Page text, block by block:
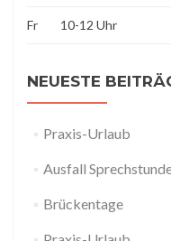
Fr 10-12 Uhr
NEUESTE
Praxis-Urlaub
Ausfall
Brückentage